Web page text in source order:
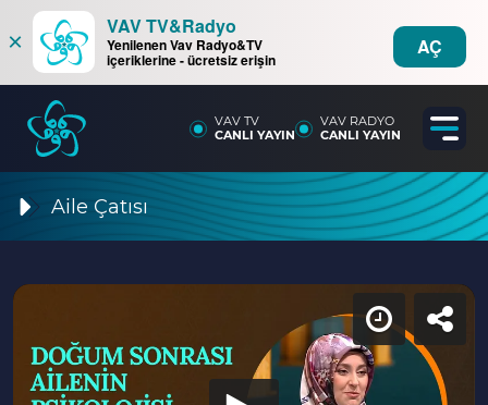
×
VAV TV&Radyo
Yenilenen Vav Radyo&TV
içeriklerine - ücretsiz erişin
AÇ
VAV TV
CANLI YAYIN
VAV RADYO
CANLI YAYIN
Aile Çatısı